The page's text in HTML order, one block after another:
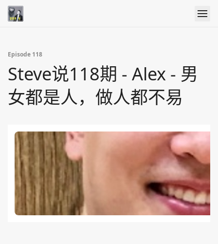
Episode 118
Steve说118期 - Alex - 男
女都是人，做人都不易